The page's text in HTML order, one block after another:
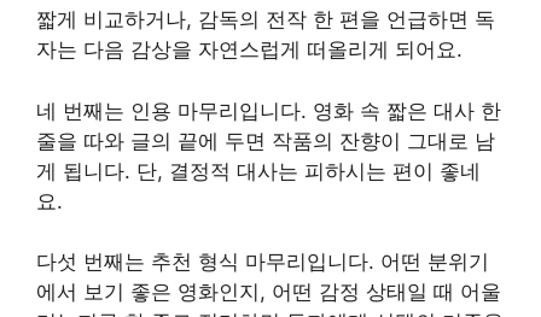
짧게 비교하거나, 감독의 전작 한 편을 언급하면 독
자는 다음 감상을 자연스럽게 떠올리게 되어요.
네 번째는 인용 마무리입니다. 영화 속 짧은 대사 한
줄을 따와 글의 끝에 두면 작품의 잔향이 그대로 남
게 됩니다. 단, 결정적 대사는 피하시는 편이 좋네
요.
다섯 번째는 추천 형식 마무리입니다. 어떤 분위기
에서 보기 좋은 영화인지, 어떤 감정 상태일 때 어울